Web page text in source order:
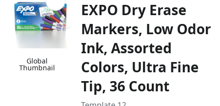
Global
Thumbnail
EXPO Dry Erase
Markers, Low Odor
Ink, Assorted
Colors, Ultra Fine
Tip, 36 Count